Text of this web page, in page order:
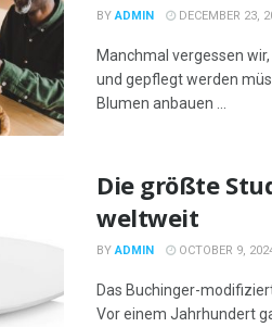
BY ADMIN DECEMBER 23,
Manchmal vergessen
und gepflegt werden
Blumen anbauen ...
Die größte
weltweit
BY ADMIN OCTOBER 9,
Das Buchinger-
Vor einem Jahrhundert